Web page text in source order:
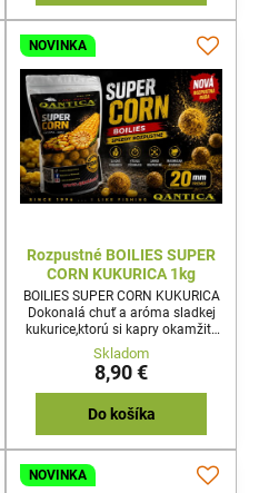
situácii.150g 20mm
NOVINKA
Rozpustné BOILIES SUPER
CORN KUKURICA 1kg
BOILIES SUPER CORN KUKURICA
Dokonalá chuť a aróma sladkej
kukurice,ktorú si kapry okamžite
zamilujú.Tam kde sú kapry
takmer chorobne závislé na
kukurice a je potrebná selekcia
väčších rýb,sú tieto boilies priam
zázračnou nástrahou.
Skladom
8,90 €
Do košíka
NOVINKA